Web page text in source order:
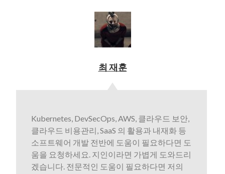
최 재훈
Kubernetes, DevSecOps, AWS, 클라우드 보안,
클라우드 비용관리, SaaS 의 활용과 내재화 등
소프트웨어 개발 전반에 도움이 필요하다면 도
움을 요청하세요. 지인이라면 가볍게 도와드리
겠습니다. 전문적인 도움이 필요하다면 저의